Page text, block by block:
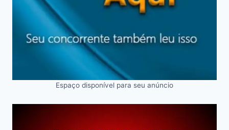
Espaço disponível para seu anúncio